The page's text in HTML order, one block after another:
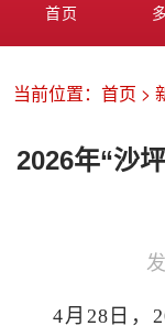
首页
侨务工作
当前位置： 首页 >
2026年“沙
4月28日，